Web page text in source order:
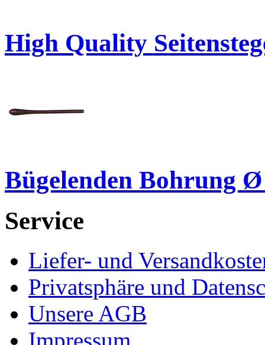
High Quality
Bügelenden Bohrung
Service
Liefer- und
Privatsphäre und
Unsere AGB
Impressum